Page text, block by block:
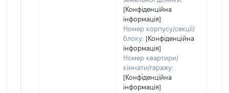
[Конфіденційна
інформація]
Номер корпусу/секції/
блоку: [Конфіденційна
інформація]
Номер квартири/
кімнати/гаражу:
[Конфіденційна
інформація]